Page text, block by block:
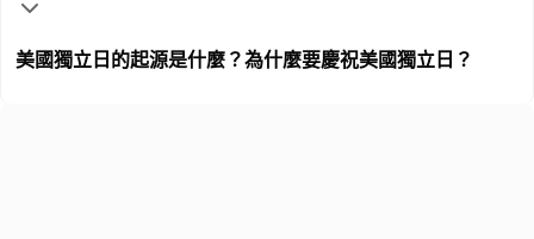
美國獨立日的起源是什麼？為什麼要慶祝美國獨立日？